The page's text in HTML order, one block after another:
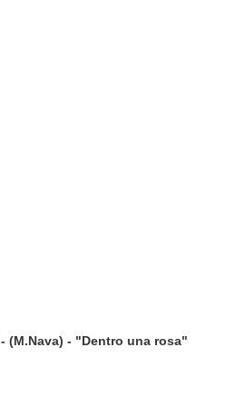
- (M.Nava) - "Dentro una rosa"